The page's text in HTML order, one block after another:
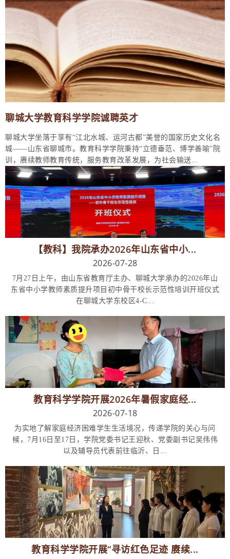
聊城大学教育科学学院诚聘英才
聊城大学坐落于享有“江北水城、运河古都”美誉的国家历史文化名
城——山东省聊城市。教育科学学院秉持“立德垂范、博学善喻”院
训，赓续教师教育传统，服务教育改革发展，为社会输送...
【教科】我院承办2026年山东省中小...
2026-07-28
7月27日上午，由山东省教育厅主办、聊城大学承办的2026年山
东省中小学教师素质提升项目初中骨干校长示范性培训开班仪式
在聊城大学东校区4-C...
教育科学学院开展2026年暑假家庭经...
2026-07-18
为实地了解家庭经济困难学生生活境况，传递学院的关心与问
候，7月16日至17日，学院党委书记王迎秋、党委副书记吴伟伟
以及辅导员代表前往临沂、日...
教育科学学院开展“寻访红色足迹 赓续...